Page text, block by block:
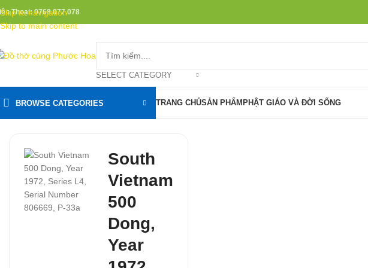
Skip to navigation
Skip to main content
Thoại: 0768.077.078
SELECT CATEGORY
BROWSE CATEGORIES TRANG CHỦSẢN PHẨM PHẬT GIÁO VÀ ĐỜI SỐNG
South
Vietnam
500
Dong,
Year